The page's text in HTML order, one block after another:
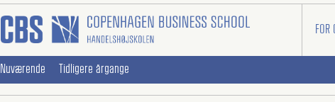
FOR
Nuværende Tidligere årgange